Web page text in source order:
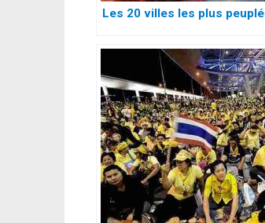
Les 20 villes les plus